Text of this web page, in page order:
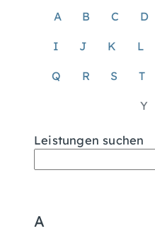
A B C D
I J K L
Q R S T
Y
Leistungen suchen
A